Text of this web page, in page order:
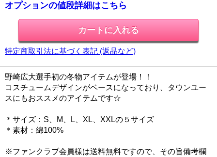
オプションの値段詳細はこちら
特定商取引法に基づく表記 (返品など)
野崎広大選手初の冬物アイテムが登場！！
コスチュームデザインがベースになっており、タウンユー
スにもおススメのアイテムです☆
＊サイズ：S、M、L、XL、XXLの５サイズ
＊素材：綿100%
※ファンクラブ会員様は送料無料ですので、その旨備考欄